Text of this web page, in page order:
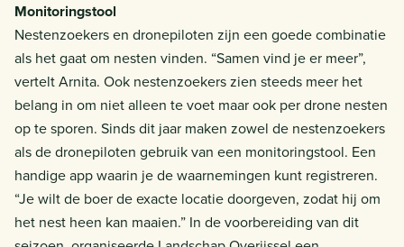
Monitoringstool
Nestenzoekers en dronepiloten zijn een goede combinatie
als het gaat om nesten vinden. “Samen vind je er meer”,
vertelt Arnita. Ook nestenzoekers zien steeds meer het
belang in om niet alleen te voet maar ook per drone nesten
op te sporen. Sinds dit jaar maken zowel de nestenzoekers
als de dronepiloten gebruik van een monitoringstool. Een
handige app waarin je de waarnemingen kunt registreren.
“Je wilt de boer de exacte locatie doorgeven, zodat hij om
het nest heen kan maaien.” In de voorbereiding van dit